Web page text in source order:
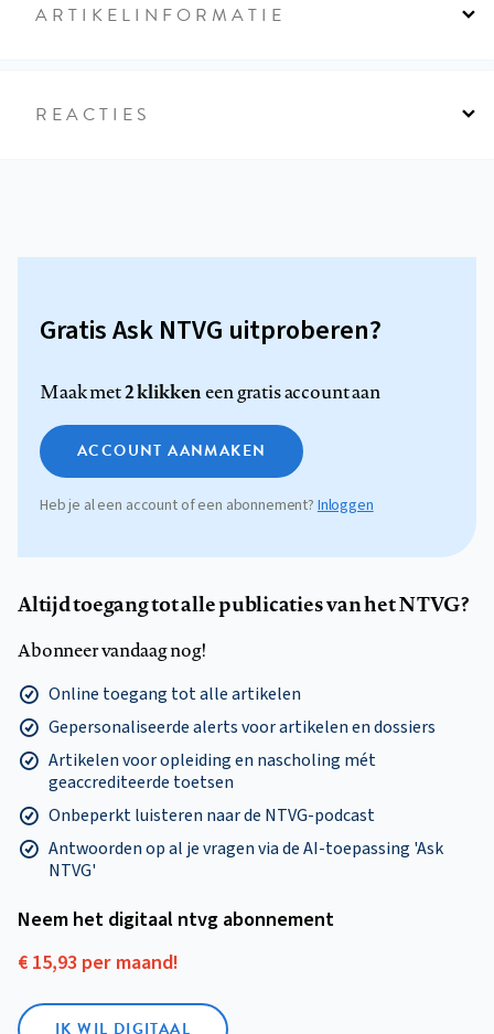
ARTIKELINFORMATIE
REACTIES
Gratis Ask NTVG uitproberen?
Maak met2 klikkeneen gratis account aan
ACCOUNT AANMAKEN
Heb je al een account of een abonnement?Inloggen
Altijd toegang tot alle publicaties van het NTVG?
Abonneer vandaag nog!
Online toegang tot alle artikelen
Gepersonaliseerde alerts voor artikelen en dossiers
Artikelen voor opleiding en nascholing mét
geaccrediteerde toetsen
Onbeperkt luisteren naar de NTVG-podcast
Antwoorden op al je vragen via de AI-toepassing 'Ask
NTVG'
Neem het digitaal ntvg abonnement
€ 15,93 per maand!